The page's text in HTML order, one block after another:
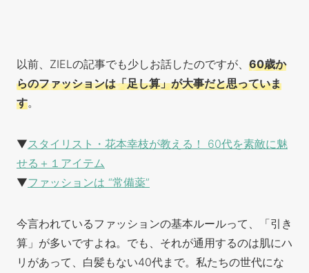
以前、ZIELの記事でも少しお話したのですが、 60歳か
らのファッションは「足し算」が大事だと思っていま
す。
▼スタイリスト・花本幸枝が教える！ 60代を素敵に魅
せる＋１アイテム
▼ファッションは “常備薬”
今言われているファッションの基本ルールって、「引き
算」が多いですよね。でも、それが通用するのは肌にハ
リがあって、白髪もない40代まで。私たちの世代にな